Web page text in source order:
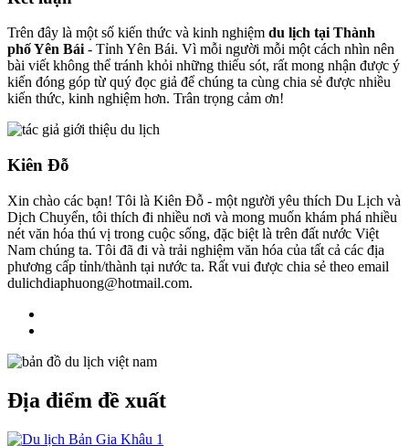
Trên đây là một số kiến thức và kinh nghiệm du lịch tại Thành
phố Yên Bái - Tỉnh Yên Bái. Vì mỗi người mỗi một cách nhìn nên
bài viết không thể tránh khỏi những thiếu sót, rất mong nhận được ý
kiến đóng góp từ quý đọc giả để chúng ta cùng chia sẻ được nhiều
kiến thức, kinh nghiệm hơn. Trân trọng cảm ơn!
Kiên Đỗ
Xin chào các bạn! Tôi là Kiên Đỗ - một người yêu thích Du Lịch và
Dịch Chuyển, tôi thích đi nhiều nơi và mong muốn khám phá nhiều
nét văn hóa thú vị trong cuộc sống, đặc biệt là trên đất nước Việt
Nam chúng ta. Tôi đã đi và trải nghiệm văn hóa của tất cả các địa
phương cấp tỉnh/thành tại nước ta. Rất vui được chia sẻ theo email
dulichdiaphuong@hotmail.com.
Địa điểm đề xuất